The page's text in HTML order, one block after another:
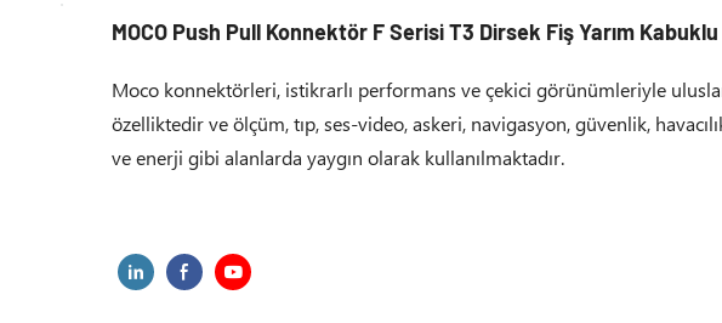
MOCO Push Pull Konnektör F Serisi T3 Dirsek Fiş Yarım
Moco konnektörleri, istikrarlı performans ve çekici görünümleriyle
özelliktedir ve ölçüm, tıp, ses-video, askeri, navigasyon, güvenlik,
ve enerji gibi alanlarda yaygın olarak kullanılmaktadır.